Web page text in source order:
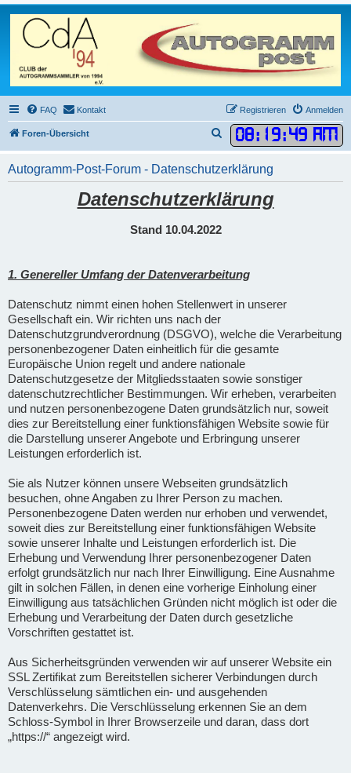
FAQ Kontakt Anmelden
Registrieren
Foren-Übersicht 08: 19:50 AM
u
c
e
Autogramm-Post-Forum - Datenschutzerklärung
Datenschutzerklärung
Stand 10.04.2022
1. Genereller Umfang der Datenverarbeitung
Datenschutz nimmt einen hohen Stellenwert in unserer
Gesellschaft ein. Wir richten uns nach der
Datenschutzgrundverordnung (DSGVO), welche die Verarbeitung
personenbezogener Daten einheitlich für die gesamte
Europäische Union regelt und andere nationale
Datenschutzgesetze der Mitgliedsstaaten sowie sonstiger
datenschutzrechtlicher Bestimmungen. Wir erheben, verarbeiten
und nutzen personenbezogene Daten grundsätzlich nur, soweit
dies zur Bereitstellung einer funktionsfähigen Website sowie für
die Darstellung unserer Angebote und Erbringung unserer
Leistungen erforderlich ist.
Sie als Nutzer können unsere Webseiten grundsätzlich
besuchen, ohne Angaben zu Ihrer Person zu machen.
Personenbezogene Daten werden nur erhoben und verwendet,
soweit dies zur Bereitstellung einer funktionsfähigen Website
sowie unserer Inhalte und Leistungen erforderlich ist. Die
Erhebung und Verwendung Ihrer personenbezogener Daten
erfolgt grundsätzlich nur nach Ihrer Einwilligung. Eine Ausnahme
gilt in solchen Fällen, in denen eine vorherige Einholung einer
Einwilligung aus tatsächlichen Gründen nicht möglich ist oder die
Erhebung und Verarbeitung der Daten durch gesetzliche
Vorschriften gestattet ist.
Aus Sicherheitsgründen verwenden wir auf unserer Website ein
SSL Zertifikat zum Bereitstellen sicherer Verbindungen durch
Verschlüsselung sämtlichen ein- und ausgehenden
Datenverkehrs. Die Verschlüsselung erkennen Sie an dem
Schloss-Symbol in Ihrer Browserzeile und daran, dass dort
„https://“ angezeigt wird.